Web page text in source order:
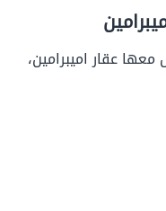
معها عقار اميبرامين،